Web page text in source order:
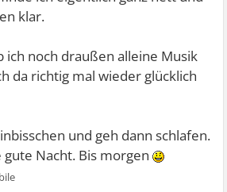
klar.
ich noch draußen alleine Musik
da richtig mal wieder glücklich
und geh dann schlafen.
gute Nacht. Bis morgen